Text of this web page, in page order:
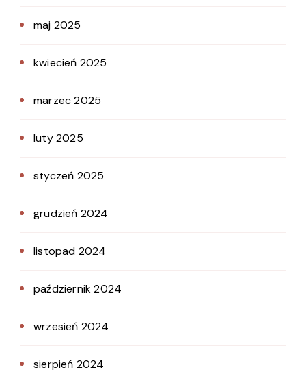
maj 2025
kwiecień 2025
marzec 2025
luty 2025
styczeń 2025
grudzień 2024
listopad 2024
październik 2024
wrzesień 2024
sierpień 2024